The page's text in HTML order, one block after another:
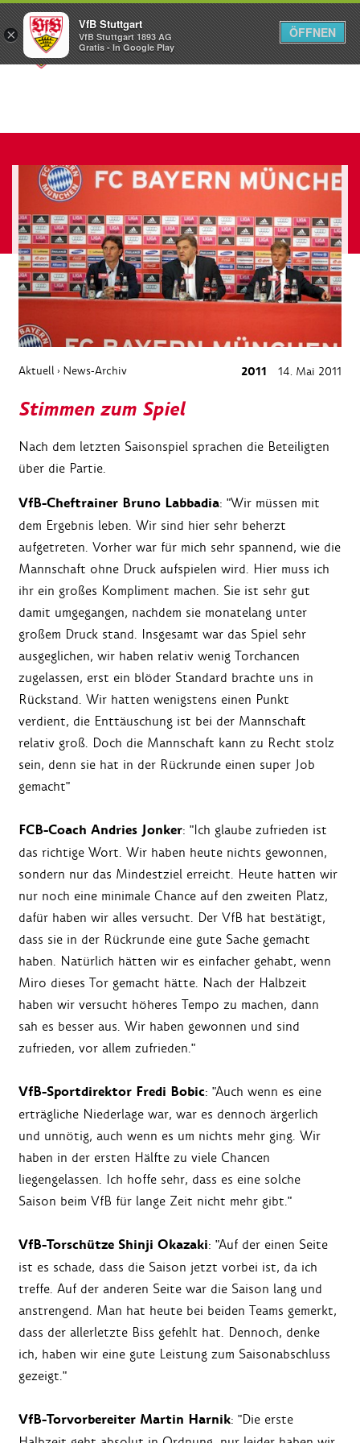
Menü
Aktuell › News-Archiv 2011 14. Mai 2011
Stimmen zum Spiel
Nach dem letzten Saisonspiel sprachen die Beteiligten
über die Partie.
VfB-Cheftrainer Bruno Labbadia: "Wir müssen mit
dem Ergebnis leben. Wir sind hier sehr beherzt
aufgetreten. Vorher war für mich sehr spannend, wie die
Mannschaft ohne Druck aufspielen wird. Hier muss ich
ihr ein großes Kompliment machen. Sie ist sehr gut
damit umgegangen, nachdem sie monatelang unter
großem Druck stand. Insgesamt war das Spiel sehr
ausgeglichen, wir haben relativ wenig Torchancen
zugelassen, erst ein blöder Standard brachte uns in
Rückstand. Wir hatten wenigstens einen Punkt
verdient, die Enttäuschung ist bei der Mannschaft
relativ groß. Doch die Mannschaft kann zu Recht stolz
sein, denn sie hat in der Rückrunde einen super Job
gemacht"
FCB-Coach Andries Jonker: "Ich glaube zufrieden ist
das richtige Wort. Wir haben heute nichts gewonnen,
sondern nur das Mindestziel erreicht. Heute hatten wir
nur noch eine minimale Chance auf den zweiten Platz,
dafür haben wir alles versucht. Der VfB hat bestätigt,
dass sie in der Rückrunde eine gute Sache gemacht
haben. Natürlich hätten wir es einfacher gehabt, wenn
Miro dieses Tor gemacht hätte. Nach der Halbzeit
haben wir versucht höheres Tempo zu machen, dann
sah es besser aus. Wir haben gewonnen und sind
zufrieden, vor allem zufrieden."
VfB-Sportdirektor Fredi Bobic: "Auch wenn es eine
erträgliche Niederlage war, war es dennoch ärgerlich
und unnötig, auch wenn es um nichts mehr ging. Wir
haben in der ersten Hälfte zu viele Chancen
liegengelassen. Ich hoffe sehr, dass es eine solche
Saison beim VfB für lange Zeit nicht mehr gibt."
VfB-Torschütze Shinji Okazaki: "Auf der einen Seite
ist es schade, dass die Saison jetzt vorbei ist, da ich
treffe. Auf der anderen Seite war die Saison lang und
anstrengend. Man hat heute bei beiden Teams gemerkt,
dass der allerletzte Biss gefehlt hat. Dennoch, denke
ich, haben wir eine gute Leistung zum Saisonabschluss
gezeigt."
VfB-Torvorbereiter Martin Harnik: "Die erste
×
VfB Stuttgart
VfB Stuttgart 1893 AG
Gratis - In Google Play
ÖFFNEN